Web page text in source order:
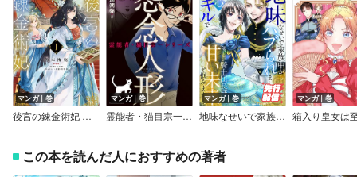
マンガ｜巻
後宮の錬金術妃 悪の華は黄金の恋を夢見る
マンガ｜巻
霊能者・猫目宗一シリーズ 怨念人形
マンガ｜巻
地味なせいで家族中からハブられましたが、読心スキルで優しい騎士団長様と甘い未来を掴みます！
マンガ｜巻
この本を読んだ人におすすめの著者